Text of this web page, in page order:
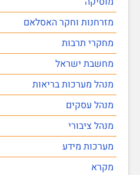
מזרחנות וחקר האסלאם
מחקרי תרבות
מחשבת ישראל
מנהל מערכות בריאות
מנהל עסקים
מנהל ציבורי
מערכות מידע
מקרא